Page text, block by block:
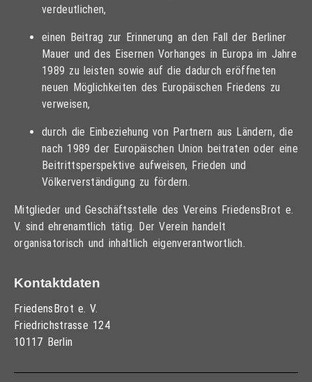
verdeutlichen,
einen Beitrag zur Erinnerung an den Fall der Berliner
Mauer und des Eisernen Vorhanges in Europa im Jahre
1989 zu leisten sowie auf die dadurch eröffneten
neuen Möglichkeiten des Europäischen Friedens zu
verweisen,
durch die Einbeziehung von Partnern aus Ländern, die
nach 1989 der Europäischen Union beitraten oder eine
Beitrittsperspektive aufweisen, Frieden und
Völkerverständigung zu fördern.
Mitglieder und Geschäftsstelle des Vereins FriedensBrot e.
V. sind ehrenamtlich tätig. Der Verein handelt
organisatorisch und inhaltlich eigenverantwortlich.
Kontaktdaten
FriedensBrot e. V.
Friedrichstrasse 124
10117 Berlin